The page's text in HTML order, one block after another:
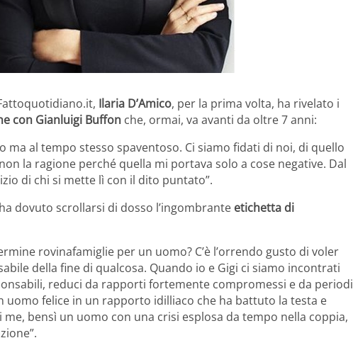
Ilaria D’Amico, per la prima volta, ha rivelato i
con Gianluigi Buffon che, ormai, va avanti da oltre 7 anni:
ma al tempo stesso spaventoso. Ci siamo fidati di noi, di quello
la ragione perché quella mi portava solo a cose negative. Dal
di chi si mette lì con il dito puntato”.
dovuto scrollarsi di dosso l’ingombrante etichetta di
rovinafamiglie per un uomo? C’è l’orrendo gusto di voler
della fine di qualcosa. Quando io e Gigi ci siamo incontrati
reduci da rapporti fortemente compromessi e da periodi
felice in un rapporto idilliaco che ha battuto la testa e
bensì un uomo con una crisi esplosa da tempo nella coppia,